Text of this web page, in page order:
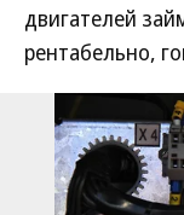
двигателей
рентабельно,